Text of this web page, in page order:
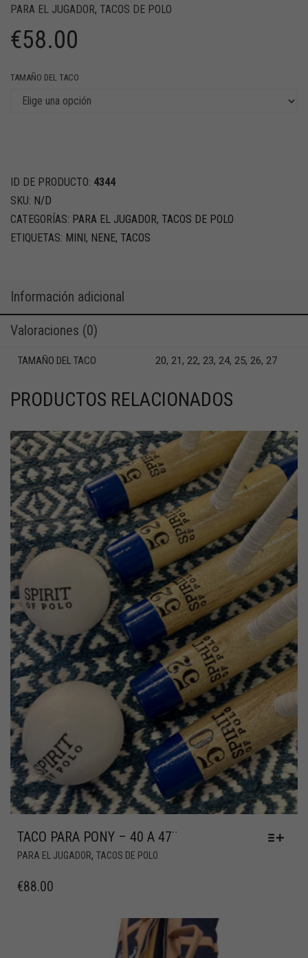
PARA EL JUGADOR, TACOS DE POLO
€58.00
TAMAÑO DEL TACO
ID DE PRODUCTO: 4344
SKU: N/D
CATEGORÍAS: PARA EL JUGADOR, TACOS DE POLO
ETIQUETAS: MINI, NENE, TACOS
Información adicional
Valoraciones (0)
TAMAÑO DEL TACO 20, 21, 22, 23, 24, 25, 26, 27
PRODUCTOS RELACIONADOS
TACO PARA PONY – 40 A 47¨
PARA EL JUGADOR, TACOS DE POLO
€88.00